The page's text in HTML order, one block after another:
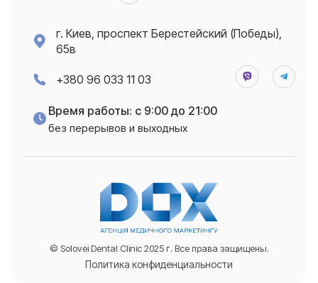
г. Киев, проспект Берестейский (Победы),
65в
+380 96 033 11 03
Время работы: с 9:00 до 21:00
без перерывов и выходных
© Solovei Dental Clinic 2025 г. Все права защищены.
Политика конфиденциальности